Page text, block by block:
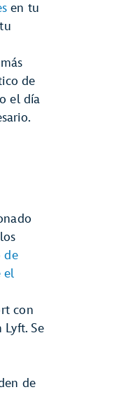
en tu
de
el día
de
el
con
Se
de